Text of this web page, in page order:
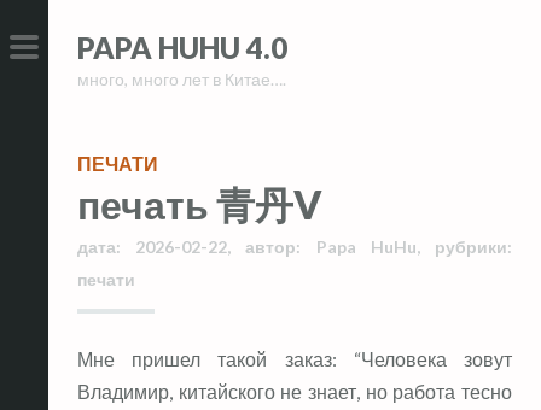
to
PRIMARY
to
PAPA HUHU 4.0
много, много лет в Китае….
ПЕЧАТИ
печать 青丹V
дата: 2026-02-22, автор: Papa HuHu,рубрики:
печати
Мне пришел такой заказ: “Человека зовут
Владимир, китайского не знает, но работа тесно